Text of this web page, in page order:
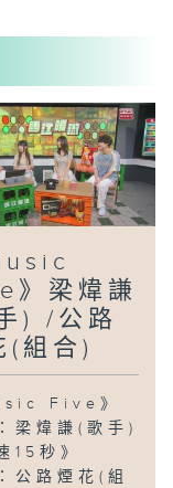
》梁煒謙
) /公路
(組合)
Five》
梁煒謙(歌手)
15秒》
公路煙花(組